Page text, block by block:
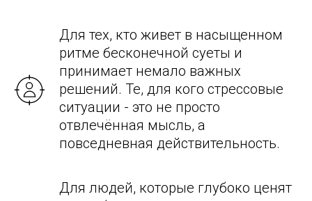
Для тех, кто живет в насыщенном
ритме бесконечной суеты и
принимает немало важных
решений. Те, для кого стрессовые
ситуации - это не просто
отвлечённая мысль, а
повседневная действительность.
Для людей, которые глубоко ценят